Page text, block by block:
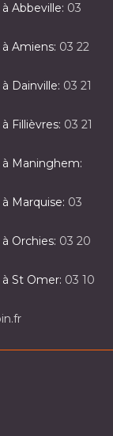
Abbeville: 03
Amiens: 03 22
Dainville: 03 21
Fillièvres: 03 21
Maninghem:
Marquise: 03
Orchies: 03 20
St Omer: 03 10